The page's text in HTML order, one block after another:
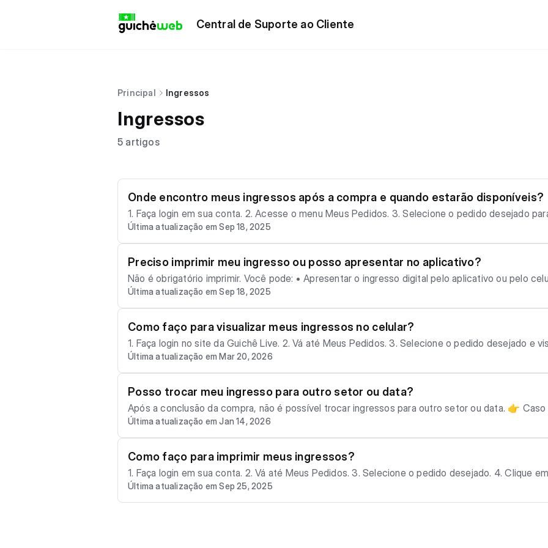
Central de Suporte ao Cliente
Principal Ingressos
Ingressos
5 artigos
Onde encontro meus ingressos após a compra e quando estarão disponíveis?
1. Faça login em sua conta. 2. Acesse o menu Meus Pedidos. 3. Selecione o pedido desejado para visualizar os ingressos. 👉 Impo
rtante: • Os ingressos ficam vinculados ao CPF do comprador. • Caso o comprador transfira um ingresso para outra pessoa, ele d
eixa de visualizar esse ingresso em sua conta, e o novo titular passa a ter acesso no próprio
m Meus Pedidos logo após a compra, mas o QR Code só fica visível a partir de 12 horas antes
ção considera sempre a data/hora do ingresso adquirido, e não a data/hora geral do evento. •
as e você comprou apenas para o quarto dia, o QR Code será liberado com base na data/hora
Última atualização em Sep 18, 2025
Preciso imprimir meu ingresso ou posso apresentar no aplicativo?
Não é obrigatório imprimir. Você pode: • Apresentar o ingresso digital pelo aplicativo ou pelo celular. • Imprimir o ingresso, caso pr
efira levar a versão física. Ambas as opções são válidas na entrada do evento.
Última atualização em Sep 18, 2025
Como faço para visualizar meus ingressos no celular?
1. Faça login no site da Guichê Live. 2. Vá até Meus Pedidos. 3. Selecione o pedido desejado e visualize os ingressos. 👉 O QR Co
Última atualização em Mar 20, 2026
Posso trocar meu ingresso para outro setor ou data?
Após a conclusão da compra, não é possível trocar ingressos para outro setor ou data. 👉 Caso não possa comparecer, verifique
se o evento permite a alteração de titularidade (Transferência de Ingressos)
Última atualização em Jan 14, 2026
Como faço para imprimir meus ingressos?
1. Faça login em sua conta. 2. Vá até Meus Pedidos. 3. Selecione o pedido desejado. 4. Clique em Imprimir Ingresso (disponível a p
artir de 12 horas antes da data/hora do ingresso). 👉 Lembre-se: o ingresso pode ser apresentado impresso ou digital no celular.
🔗 Você pode acessar seus pedidos clicando aqui.
Última atualização em Sep 25, 2025